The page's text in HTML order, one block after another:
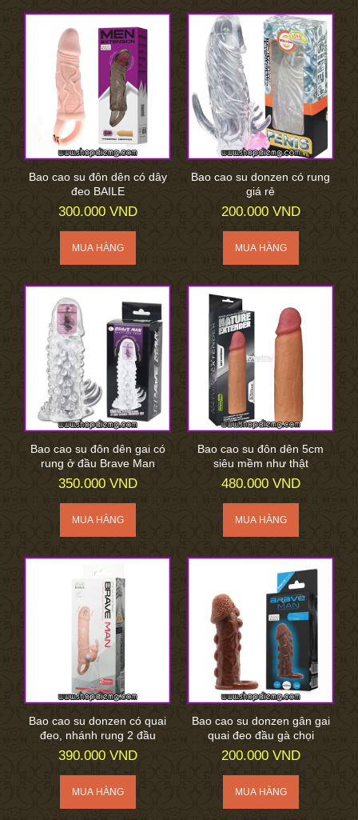
Bao cao su đôn dên có dây
đeo BAILE
300.000 VND
Bao cao su donzen có rung
giá rẻ
200.000 VND
Bao cao su đôn dên gai có
rung ở đầu Brave Man
350.000 VND
Bao cao su đôn dên 5cm
siêu mềm như thật
480.000 VND
Bao cao su donzen có quai
đeo, nhánh rung 2 đầu
390.000 VND
Bao cao su donzen gân gai
quai đeo đầu gà chọi
200.000 VND